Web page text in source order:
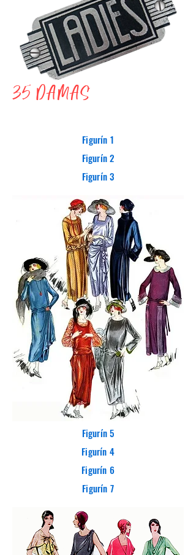
35 DAMAS
Figurín 1
Figurín 2
Figurín 3
Figurín 5
Figurín 4
Figurín 6
Figurín 7